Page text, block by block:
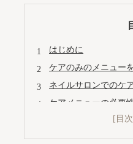
はじめに
ケアのみのメニュー
ネイルサロンでのケ
ケアメニューの必要
ケアのみの価格帯と
都市別や地域別の価